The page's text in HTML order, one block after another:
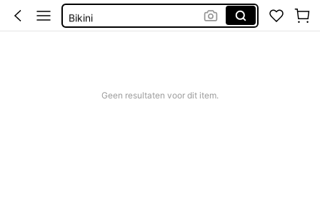
Bikini
Geen resultaten voor dit item.